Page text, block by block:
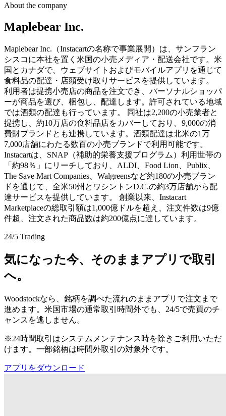
About the company
Maplebear Inc.
Maplebear Inc.（Instacartの名称で事業展開）は、サンフラン
シスコに本社を置く米国の小売メディア・配送会社です。米
国とカナダで、ウェブサイトおよびモバイルアプリを通じて
食料品の配達・店頭受け取りサービスを提供しています。
利用者は提携小売店の商品を注文でき、パーソナルショッパ
ーが商品を選び、梱包し、配達します。許可されている地域
では酒類の配達も行っています。 同社は2,200の小売業者と
提携し、約10万店の食料品店をカバーしており、9,000の消
費財ブランドとも連携しています。酒類配達は北米の1万
7,000店舗にわたる数百の小売ブランドで利用可能です。
Instacartは、SNAP（補助的栄養支援プログラム）利用世帯の
「約98％」にリーチしており、ALDI、Food Lion、Publix、
The Save Mart Companies、Walgreensなど約180の小売ブラン
ドを通じて、全米50州とワシントンD.C.の約3万店舗から配
達サービスを提供しています。 創業以来、Instacart
Marketplaceの総取引額は1,000億ドルを超え、注文件数は9億
件超、注文された商品数は約200億点に達しています。
24/5 Trading
気になった今、そのままアプリで取引
へ。
Woodstockなら、銘柄を調べた流れのままアプリで注文まで
進めます。米国市場の通常取引時間外でも、24/5で売買のチ
ャンスを逃しません。
※24時間取引はシステムメンテナンス時を除きご利用いただ
けます。一部銘柄は時間外取引の対象外です。
アプリをダウンロード